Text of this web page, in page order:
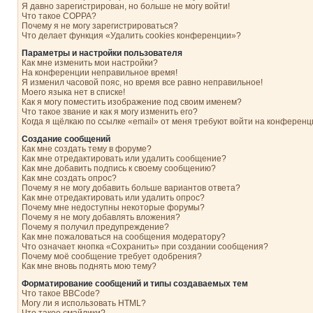
Я давно зарегистрирован, но больше не могу войти!
Что такое COPPA?
Почему я не могу зарегистрироваться?
Что делает функция «Удалить cookies конференции»?
Параметры и настройки пользователя
Как мне изменить мои настройки?
На конференции неправильное время!
Я изменил часовой пояс, но время все равно неправильное!
Моего языка нет в списке!
Как я могу поместить изображение под своим именем?
Что такое звание и как я могу изменить его?
Когда я щёлкаю по ссылке «email» от меня требуют войти на
Создание сообщений
Как мне создать тему в форуме?
Как мне отредактировать или удалить сообщение?
Как мне добавить подпись к своему сообщению?
Как мне создать опрос?
Почему я не могу добавить больше вариантов ответа?
Как мне отредактировать или удалить опрос?
Почему мне недоступны некоторые форумы?
Почему я не могу добавлять вложения?
Почему я получил предупреждение?
Как мне пожаловаться на сообщения модератору?
Что означает кнопка «Сохранить» при создании сообщения?
Почему моё сообщение требует одобрения?
Как мне вновь поднять мою тему?
Форматирование сообщений и типы создаваемых тем
Что такое BBCode?
Могу ли я использовать HTML?